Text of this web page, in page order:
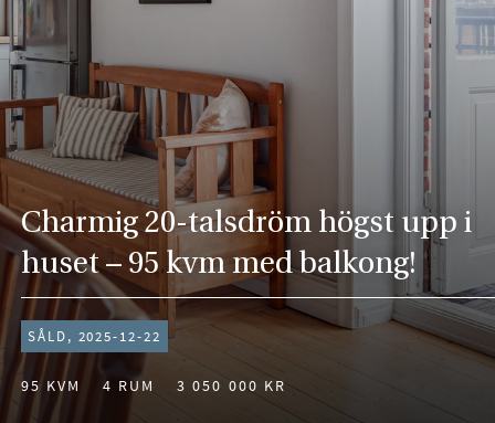
Charmig 20-talsdröm högst upp i
huset – 95 kvm med balkong!
SÅLD, 2025-12-22
95 KVM 4 RUM 3 050 000 KR